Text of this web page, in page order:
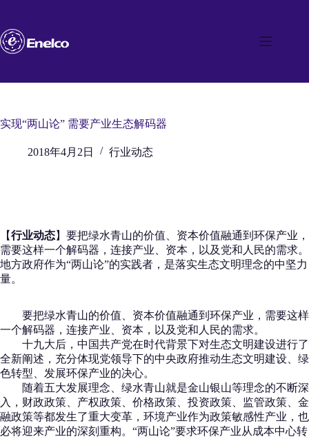
内
容
实现“两山论” 需要产业生态解码器
2018年4月2日 行业动态
【行业动态】要把绿水青山的价值、资本价值融通到环保产业，
需要这样一个解码器，连接产业、资本，以及党和人民的需求。
地方政府作为“两山论”的实践者，是落实生态文明理念的中坚力
量。
要把绿水青山的价值、资本价值融通到环保产业，需要这样
一个解码器，连接产业、资本，以及党和人民的需求。
十九大后，中国共产党在时代背景下对生态文明建设进行了
全新阐述，充分体现党领导下的中央政府推动生态文明建设、绿
色转型、发展环保产业的决心。
随着五大发展理念、绿水青山就是金山银山等理念的不断深
入，财政政策、产权政策、价格政策、投资政策、监管政策、金
融政策等都发生了重大变革，环境产业作为政策敏感性产业，也
必将迎来产业的深刻重构。“两山论”要求环保产业从成本中心转